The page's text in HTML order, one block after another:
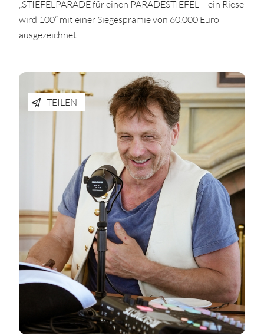
„STIEFELPARADE für einen PARADESTIEFEL – ein Riese
wird 100“ mit einer Siegesprämie von 60.000 Euro
ausgezeichnet.
TEILEN